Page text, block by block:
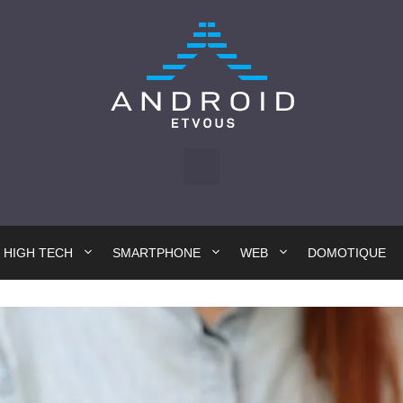
HIGH TECH SMARTPHONE WEB DOMOTIQUE